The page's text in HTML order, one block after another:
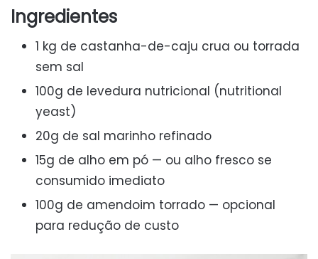
Ingredientes
1 kg de castanha-de-caju crua ou torrada
sem sal
100g de levedura nutricional (nutritional
yeast)
20g de sal marinho refinado
15g de alho em pó — ou alho fresco se
consumido imediato
100g de amendoim torrado — opcional
para redução de custo